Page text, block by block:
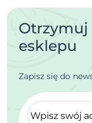
Otrzymuj
esklepu
Zapisz się do